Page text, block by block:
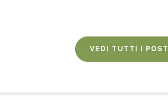
VEDI TUTTI I POST